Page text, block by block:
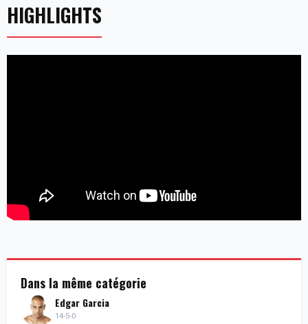
HIGHLIGHTS
Dans la même catégorie
Edgar Garcia
14-5-0